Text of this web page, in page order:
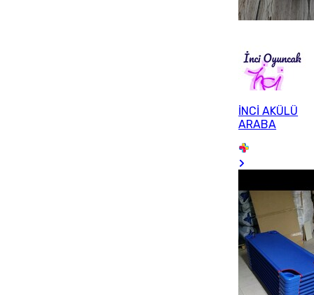
İNCİ AKÜLÜ
ARABA